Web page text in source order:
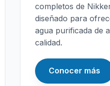
completos de
diseñado para
agua purificada de
calidad.
Conocer más